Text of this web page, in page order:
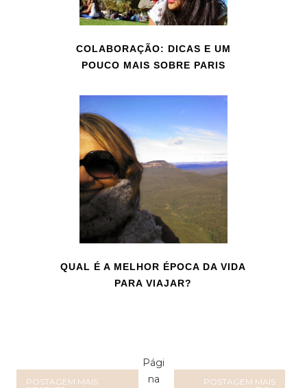
COLABORAÇÃO: DICAS E UM
POUCO MAIS SOBRE PARIS
QUAL É A MELHOR ÉPOCA DA VIDA
PARA VIAJAR?
POSTAGEM MAIS
POSTAGEM MAIS
Pági
na